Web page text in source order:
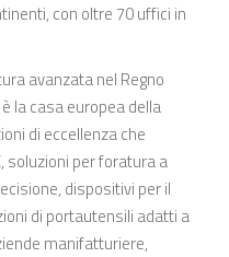
con oltre 70 uffici in
avanzata nel Regno
la casa europea della
di eccellenza che
soluzioni per foratura a
dispositivi per il
di portautensili adatti a
manifatturiere,